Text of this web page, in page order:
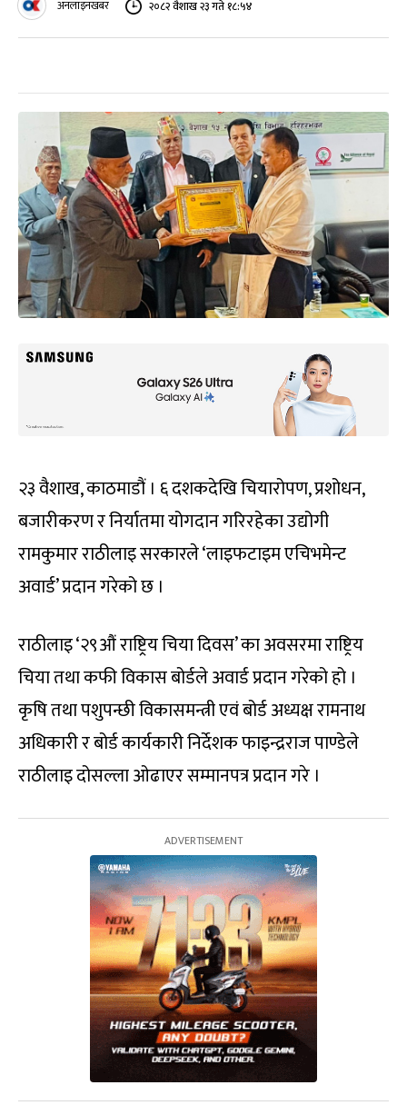
अनलाइनखबर २०८२ वैशाख २३ गते १८:५४
२३ वैशाख, काठमाडौं । ६ दशकदेखि चियारोपण, प्रशोधन,
बजारीकरण र निर्यातमा योगदान गरिरहेका उद्योगी
रामकुमार राठीलाइ सरकारले ‘लाइफटाइम एचिभमेन्ट
अवार्ड’ प्रदान गरेको छ ।
राठीलाइ ‘२९औं राष्ट्रिय चिया दिवस’ का अवसरमा राष्ट्रिय
चिया तथा कफी विकास बोर्डले अवार्ड प्रदान गरेको हो ।
कृषि तथा पशुपन्छी विकासमन्त्री एवं बोर्ड अध्यक्ष रामनाथ
अधिकारी र बोर्ड कार्यकारी निर्देशक फाइन्द्रराज पाण्डेले
राठीलाइ दोसल्ला ओढाएर सम्मानपत्र प्रदान गरे ।